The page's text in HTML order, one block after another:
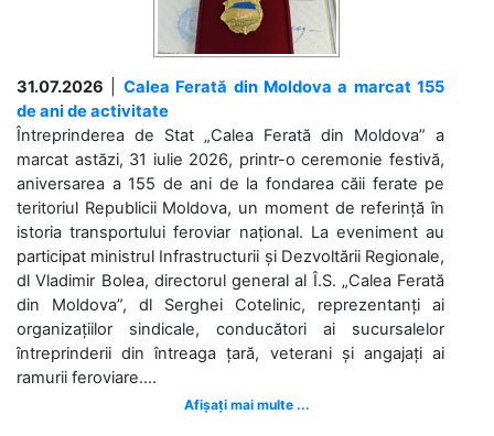
31.07.2026
Calea Ferată din Moldova a marcat 155
de ani de activitate
Întreprinderea de Stat „Calea Ferată din Moldova” a
marcat astăzi, 31 iulie 2026, printr-o ceremonie festivă,
aniversarea a 155 de ani de la fondarea căii ferate pe
teritoriul Republicii Moldova, un moment de referință în
istoria transportului feroviar național. La eveniment au
participat ministrul Infrastructurii și Dezvoltării Regionale,
dl Vladimir Bolea, directorul general al Î.S. „Calea Ferată
din Moldova”, dl Serghei Cotelinic, reprezentanți ai
organizațiilor sindicale, conducători ai sucursalelor
întreprinderii din întreaga țară, veterani și angajați ai
ramurii feroviare....
Afișați mai multe ...